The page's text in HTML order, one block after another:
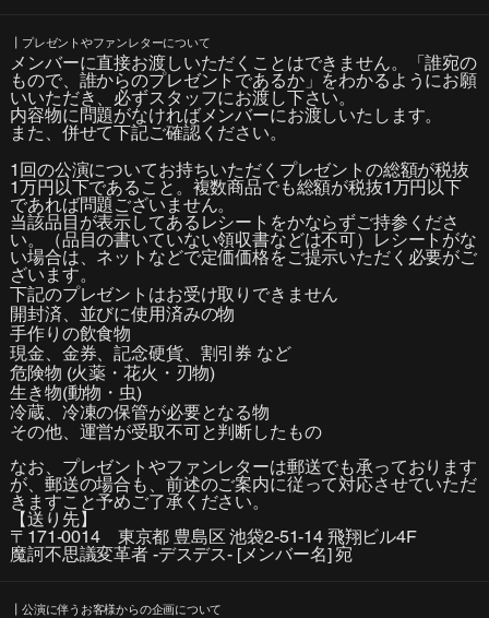
┃プレゼントやファンレターについて
メンバーに直接お渡しいただくことはできません。「誰宛の
もので、誰からのプレゼントであるか」をわかるようにお願
いいただき、必ずスタッフにお渡し下さい。
内容物に問題がなければメンバーにお渡しいたします。
また、併せて下記ご確認ください。
1回の公演についてお持ちいただくプレゼントの総額が税抜
1万円以下であること。複数商品でも総額が税抜1万円以下
であれば問題ございません。
当該品目が表示してあるレシートをかならずご持参くださ
い。（品目の書いていない領収書などは不可）レシートがな
い場合は、ネットなどで定価価格をご提示いただく必要がご
ざいます。
下記のプレゼントはお受け取りできません
​開封済、並びに使用済みの物
手作りの飲食物
現金、金券、記念硬貨、割引券 など
危険物 (火薬・花火・刃物)
生き物(動物・虫)
冷蔵、冷凍の保管が必要となる物
その他、運営が受取不可と判断したもの​
なお、プレゼントやファンレターは郵送でも承っております
が、郵送の場合も、前述のご案内に従って対応させていただ
きますこと予めご了承ください。
​【送り先】
〒171-0014 東京都 豊島区 池袋2-51-14 飛翔ビル4F
魔訶不思議変革者 -デスデス- [メンバー名] 宛
┃公演に伴うお客様からの企画について